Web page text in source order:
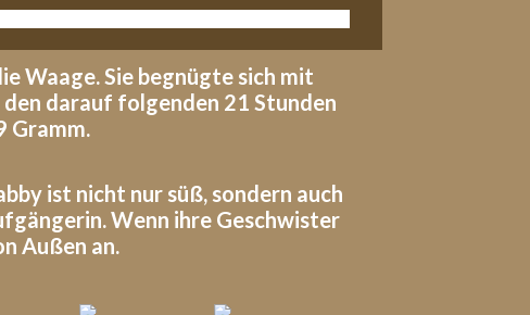
Waage. Sie begnügte sich mit
darauf folgenden 21 Stunden
Gramm.
ist nicht nur süß, sondern auch
Wenn ihre Geschwister
Außen an.